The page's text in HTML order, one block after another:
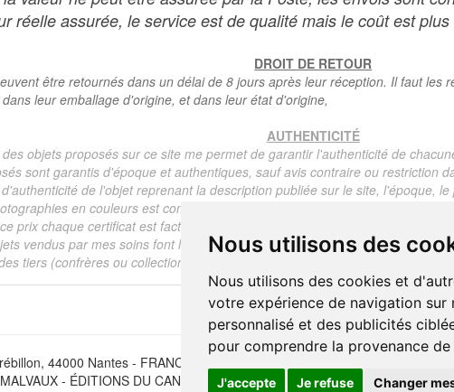
Nous utilisons des
Nous utilisons des cookies et
votre expérience de navigation
personnalisé et des publicités
pour comprendre la provenance
J'accepte Je refuse Changer
réelle assurée, le service est de qualité mais le coût est plus
DROIT DE RETOUR
être retournés dans un délai de 8 jours après leur réception. Il faut les
leur emballage d'origine, et dans leur état d'origine,
AUTHENTICITÉ
objets proposés sur ce site me permet de garantir l'authenticité de
sont garantis d'époque et authentiques, sauf avis contraire ou restriction
de l'objet reprenant la description publiée sur le site, l'époque,
en couleurs est communiqué automatiquement pour tout objet
prix chaque certificat est facturé 5 euros.
vendus par mes soins font l'objet d'un certificat d'authenticité, je ne fais
tiers (confrères ou collectionneurs).
44000 Nantes - FRANCE - Tél. (33) 02 40 733 600 —
- ÉDITIONS DU CANONNIER SARL au capital de 47.000 EUROS